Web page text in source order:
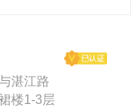
湛江路
楼1-3层